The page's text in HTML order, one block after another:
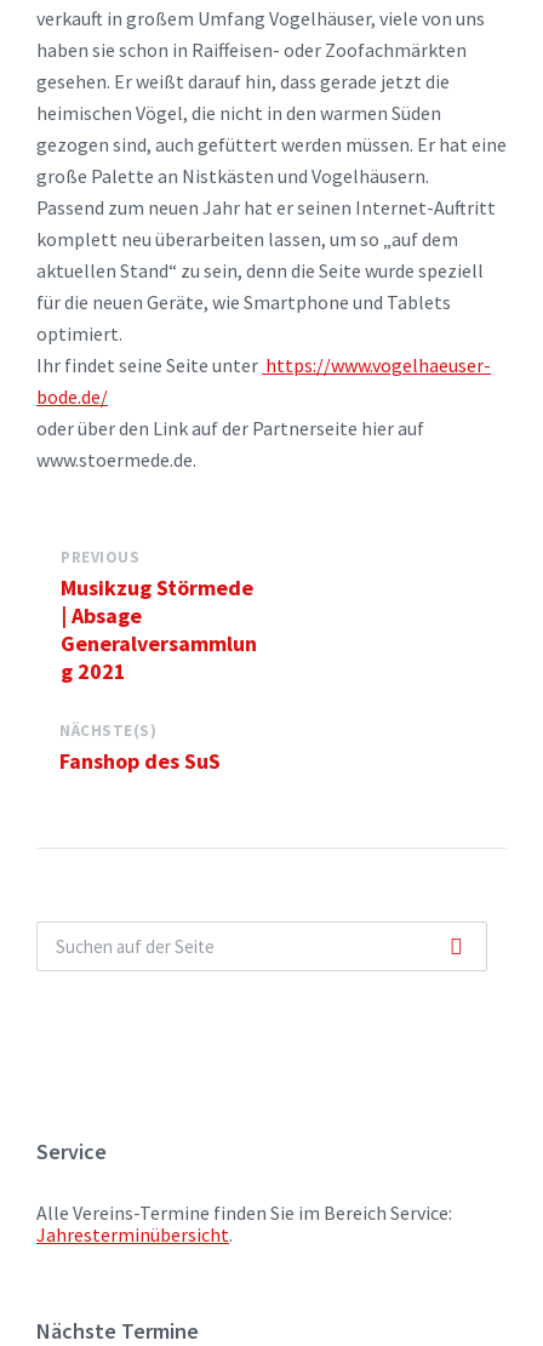
verkauft in großem Umfang Vogelhäuser, viele von uns
haben sie schon in Raiffeisen- oder Zoofachmärkten
gesehen. Er weißt darauf hin, dass gerade jetzt die
heimischen Vögel, die nicht in den warmen Süden
gezogen sind, auch gefüttert werden müssen. Er hat eine
große Palette an Nistkästen und Vogelhäusern.
Passend zum neuen Jahr hat er seinen Internet-Auftritt
komplett neu überarbeiten lassen, um so „auf dem
aktuellen Stand“ zu sein, denn die Seite wurde speziell
für die neuen Geräte, wie Smartphone und Tablets
optimiert.
Ihr findet seine Seite unter https://www.vogelhaeuser-
bode.de/
oder über den Link auf der Partnerseite hier auf
www.stoermede.de.
PREVIOUS
Musikzug Störmede
| Absage
Generalversammlun
g 2021
NÄCHSTE(S)
Fanshop des SuS
Service
Alle Vereins-Termine finden Sie im Bereich Service:
Jahresterminübersicht.
Nächste Termine